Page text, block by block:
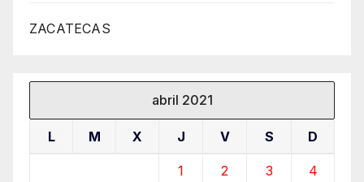
ZACATECAS
abril 2021
L M X J V S D
1 2 3 4